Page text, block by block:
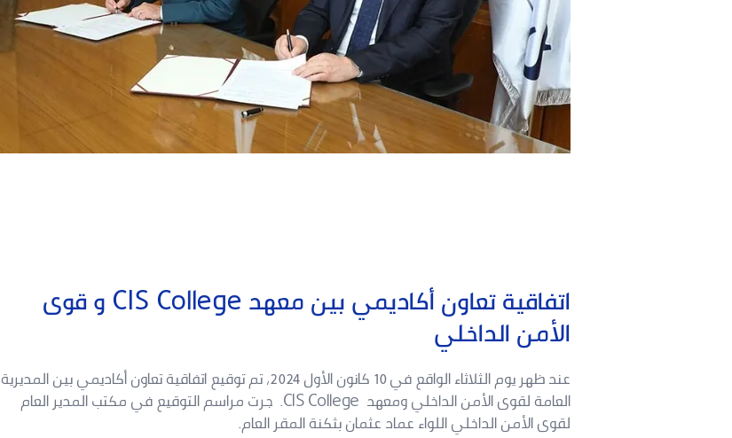
اتفاقية تعاون أكاديمي بين معهد CIS College و قوى
الأمن الداخلي
عند ظهر يوم الثلاثاء الواقع في 10 كانون الأول 2024، تم توقيع اتفاقية تعاون أكاديمي بين المديرية
العامة لقوى الأمن الداخلي ومعهد CIS College. جرت مراسم التوقيع في مكتب المدير العام
لقوى الأمن الداخلي اللواء عماد عثمان بثكنة المقر العام.